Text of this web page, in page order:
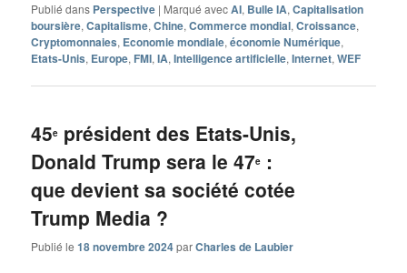
Publié dans Perspective | Marqué avecAI, Bulle IA,Capitalisation
boursière,Capitalisme,Chine,Commerce mondial,Croissance,
Cryptomonnaies, Economie mondiale,économie Numérique,
Etats-Unis, Europe, FMI,IA,Intelligence artificielle,Internet,WEF
45e président des Etats-Unis,
Donald Trump sera le 47e :
que devient sa société cotée
Trump Media ?
Publié le18 novembre 2024parCharles de Laubier